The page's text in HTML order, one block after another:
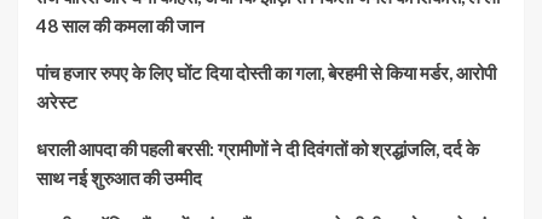
48 साल की कमला की जान
पांच हजार रुपए के लिए घोंट दिया दोस्ती का गला, बेरहमी से किया मर्डर, आरोपी
अरेस्ट
धराली आपदा की पहली बरसी: ग्रामीणों ने दी दिवंगतों को श्रद्धांजलि, दर्द के
साथ नई शुरुआत की उम्मीद